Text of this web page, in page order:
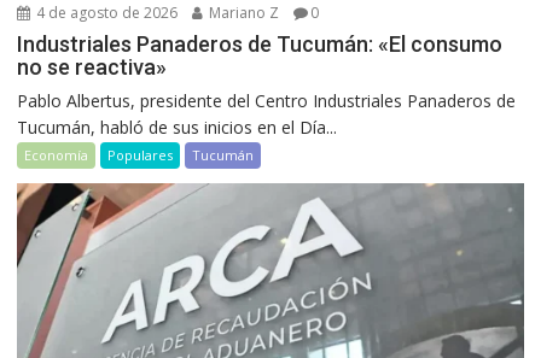
4 de agosto de 2026 Mariano Z 0
Industriales Panaderos de Tucumán: «El consumo
no se reactiva»
Pablo Albertus, presidente del Centro Industriales Panaderos de
Tucumán, habló de sus inicios en el Día...
Economía Populares Tucumán